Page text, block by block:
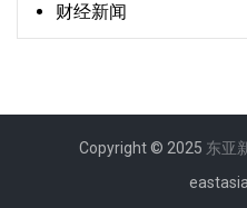
财经新闻
Copyright © 2025 东亚